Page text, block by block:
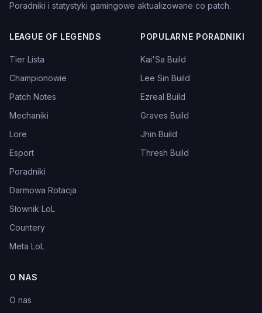
Poradniki i statystyki gamingowe aktualizowane co patch.
LEAGUE OF LEGENDS
Tier Lista
Championowie
Patch Notes
Mechaniki
Lore
Esport
Poradniki
Darmowa Rotacja
Słownik LoL
Countery
Meta LoL
POPULARNE PORADNIKI
Kai'Sa Build
Lee Sin Build
Ezreal Build
Graves Build
Jhin Build
Thresh Build
O NAS
O nas